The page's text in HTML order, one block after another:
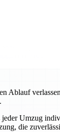
jeder Umzug
die